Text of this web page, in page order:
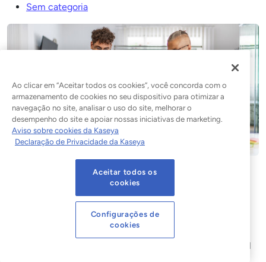
Sem categoria
O que é XDR? Um guia sobre
detecção e resposta ampliadas
Aprenda os fundamentos do XDR, incluindo como ele
funciona, seus principais benefícios, como se compara a
tecnologias semelhantes e como obter cobertura de nível
Ao clicar em “Aceitar todos os cookies”, você concorda com o
armazenamento de cookies no seu dispositivo para otimizar a
navegação no site, analisar o uso do site, melhorar o
desempenho do site e apoiar nossas iniciativas de marketing.
Aviso sobre cookies da Kaseya
Declaração de Privacidade da Kaseya
Aceitar todos os
cookies
Configurações de
cookies